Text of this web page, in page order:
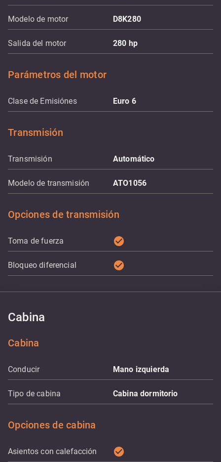
Modelo de motor D8K280
Salida del motor 280 hp
Parámetros del motor
Clase de Emisiónes Euro 6
Transmisión
Transmisión Automático
Modelo de transmisión ATO1056
Opciones de transmisión
Toma de fuerza check_circle
Bloqueo diferencial check_circle
Cabina
Cabina
Conducir Mano izquierda
Tipo de cabina Cabina dormitorio
Opciones de cabina
Asientos con calefacción check_circle